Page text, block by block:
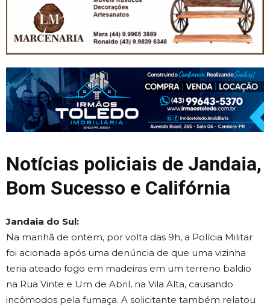
Notícias policiais de Jandaia,
Bom Sucesso e Califórnia
Jandaia do Sul:
Na manhã de ontem, por volta das 9h, a Polícia Militar
foi acionada após uma denúncia de que uma vizinha
teria ateado fogo em madeiras em um terreno baldio
na Rua Vinte e Um de Abril, na Vila Alta, causando
incômodos pela fumaça. A solicitante também relatou